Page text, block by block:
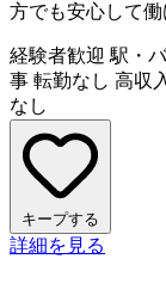
方でも安心して
経験者歓迎 駅・
事 転勤なし 高収
なし
キープする
詳細を見る